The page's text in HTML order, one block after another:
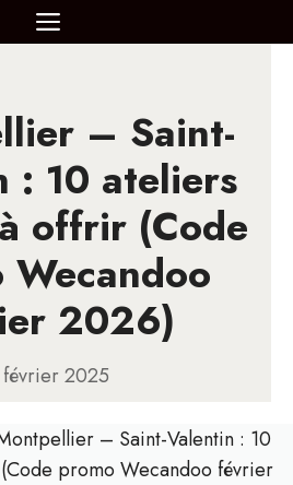
MENU
– Saint-
: 10 ateliers
offrir (Code
Wecandoo
2026)
2025
– Saint-Valentin : 10
promo Wecandoo février